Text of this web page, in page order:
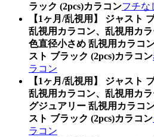
ラック (2pcs)カラコンフチな
【1ヶ月/乱視用】 ジャスト
乱視用カラコン、乱視用カ
色直径小さめ 乱視用カラコ
スト ブラック (2pcs)カラコン
ラコン
【1ヶ月/乱視用】 ジャスト
乱視用カラコン、乱視用カ
グジュアリー 乱視用カラコ
スト ブラック (2pcs)カラコン
ラコン